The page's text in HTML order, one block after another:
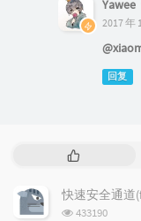
Yawee
2017 年
回复
热
文
章
快速安全通道
浏
433190